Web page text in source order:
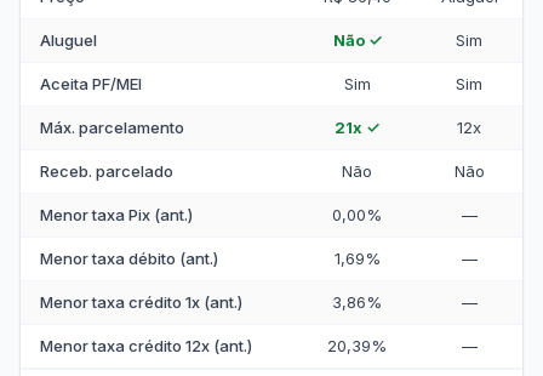
Aluguel Não ✓ Sim
Aceita PF/MEI Sim Sim
Máx. parcelamento 21x ✓ 12x
Receb. parcelado Não Não
Menor taxa Pix (ant.) 0,00% —
Menor taxa débito (ant.) 1,69% —
Menor taxa crédito 1x (ant.) 3,86% —
Menor taxa crédito 12x (ant.) 20,39% —